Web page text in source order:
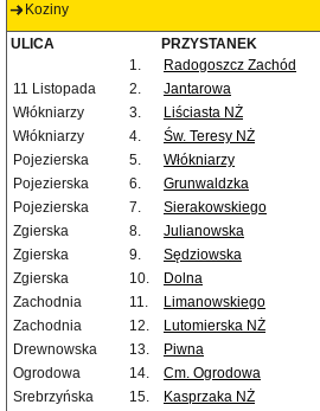
Koziny
ULICA PRZYSTANEK
1.
Radogoszcz Zachód
11 Listopada
2. Jantarowa
Włókniarzy
3. Liściasta NŻ
Włókniarzy
4. Św. Teresy NŻ
Pojezierska
5. Włókniarzy
Pojezierska
6. Grunwaldzka
Pojezierska
7. Sierakowskiego
Zgierska
8. Julianowska
Zgierska
9. Sędziowska
Zgierska
10. Dolna
Zachodnia
11. Limanowskiego
Zachodnia
12. Lutomierska NŻ
Drewnowska
13.
Piwna
Ogrodowa
14. Cm. Ogrodowa
Srebrzyńska
15. Kasprzaka NŻ